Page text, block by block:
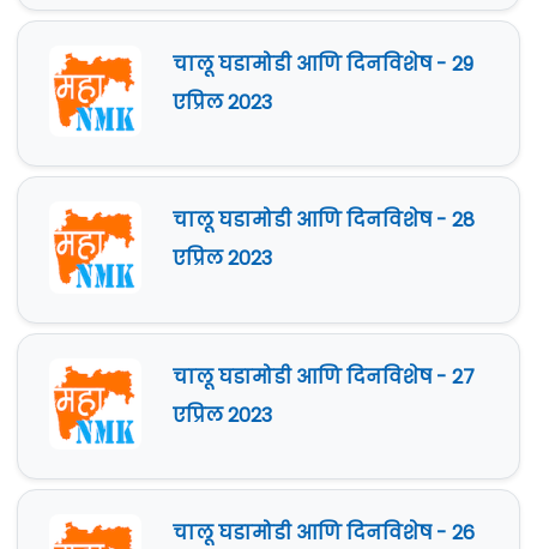
चालू घडामोडी आणि दिनविशेष - 29
एप्रिल 2023
चालू घडामोडी आणि दिनविशेष - 28
एप्रिल 2023
चालू घडामोडी आणि दिनविशेष - 27
एप्रिल 2023
चालू घडामोडी आणि दिनविशेष - 26